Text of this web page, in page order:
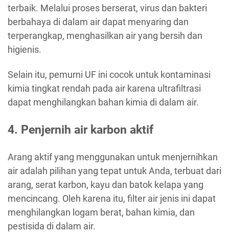
terbaik. Melalui proses berserat, virus dan bakteri
berbahaya di dalam air dapat menyaring dan
terperangkap, menghasilkan air yang bersih dan
higienis.
Selain itu, pemurni UF ini cocok untuk kontaminasi
kimia tingkat rendah pada air karena ultrafiltrasi
dapat menghilangkan bahan kimia di dalam air.
4. Penjernih air karbon aktif
Arang aktif yang menggunakan untuk menjernihkan
air adalah pilihan yang tepat untuk Anda, terbuat dari
arang, serat karbon, kayu dan batok kelapa yang
mencincang. Oleh karena itu, filter air jenis ini dapat
menghilangkan logam berat, bahan kimia, dan
pestisida di dalam air.